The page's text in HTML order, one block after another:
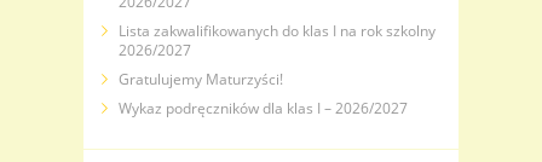
Lista zakwalifikowanych do klas I na rok szkolny
2026/2027
Gratulujemy Maturzyści!
Wykaz podręczników dla klas I – 2026/2027